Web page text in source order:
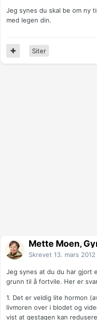
Jeg synes du skal be om ny
med legen din.
Siter
Mette Moen,
Skrevet 13. mars 2012
Jeg synes at du du har gjort
grunn til å fortvile. Her er
1. Det er veldig lite hormon
livmoren over i blodet og
vist at gestagen kan